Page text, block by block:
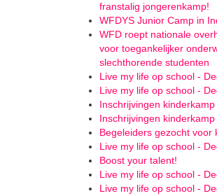
franstalig jongerenkamp!
WFDYS Junior Camp in
WFD roept nationale
voor toegankelijker
slechthorende studenten
Live my life op school -
Live my life op school -
Inschrijvingen
Inschrijvingen kinderkamp
Begeleiders gezocht voor
Live my life op school -
Boost your talent!
Live my life op school -
Live my life op school -